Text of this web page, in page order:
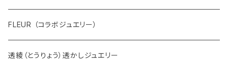
FLEUR （コラボジュエリー）
透綾（とうりょう）透かしジュエリー